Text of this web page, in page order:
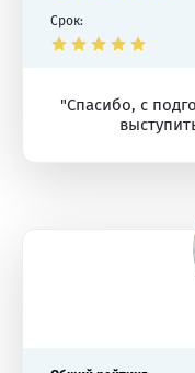
Срок:
"Спасибо, с